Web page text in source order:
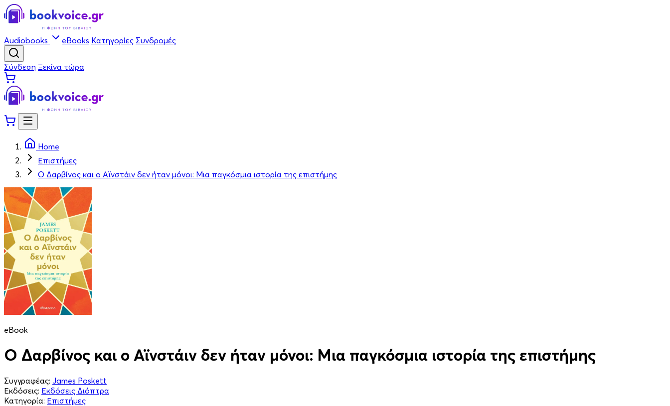
Audiobooks eBooks Κατηγορίες Συνδρομές
Σύνδεση Ξεκίνα τώρα
Home
Επιστήμες
Ο Δαρβίνος και ο Αϊνστάιν δεν ήταν μόνοι: Μια παγκόσμια ιστορία της επιστήμης
eBook
Ο Δαρβίνος και ο Αϊνστάιν δεν ήταν μόνοι: Μια παγκόσμια ιστορία της επιστήμης
Συγγραφέας: James Poskett
Εκδόσεις: Εκδόσεις Διόπτρα
Κατηγορία: Επιστήμες